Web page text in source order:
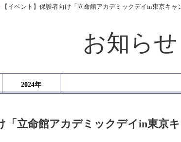
【イベント】保護者向け「立命館アカデミックデイin東京キャ
お知らせ
2024年
「立命館アカデミックデイin東京